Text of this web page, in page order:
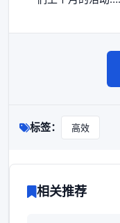
标签： 高效
相关推荐